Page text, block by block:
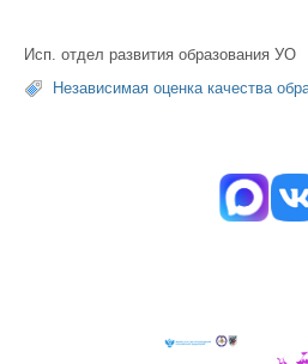
Исп. отдел развития образования УО
Независимая оценка качества